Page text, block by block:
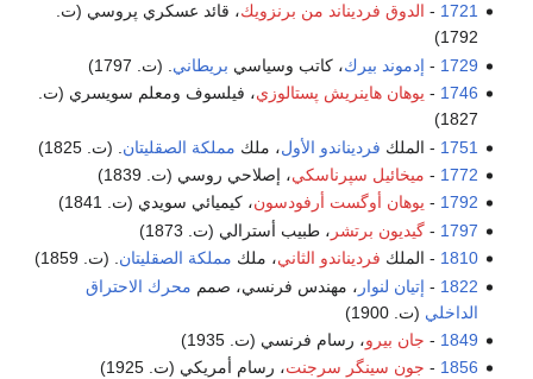
1721
- الدوق فرديناند من برنزويك، قائد عسكري پروسي (ت.
1792)
1729
- إدموند بيرك، كاتب وسياسي بريطاني . (ت. 1797)
1746
- يوهان هاينريش پستالوزي، فيلسوف ومعلم سويسري (ت.
1827)
1751 - الملك فرديناندو الأول، ملك مملكة الصقليتان . (ت. 1825)
1772
- ميخائيل سپرناسكي، إصلاحي روسي (ت. 1839)
1792
- يوهان أوگست أرفودسون، كيميائي سويدي (ت. 1841)
1797
-گيديون برتشر ، طبيب أسترالي (ت. 1873)
1810 - الملك فرديناندو الثاني، ملك مملكة الصقليتان . (ت. 1859)
1822
- إتيان لنوار ، مهندس فرنسي، صمم محرك الاحتراق
الداخلي (ت. 1900)
1849
- جان بيرو، رسام فرنسي (ت. 1935)
1856
- جون سينگر سرجنت، رسام أمريكي (ت. 1925)